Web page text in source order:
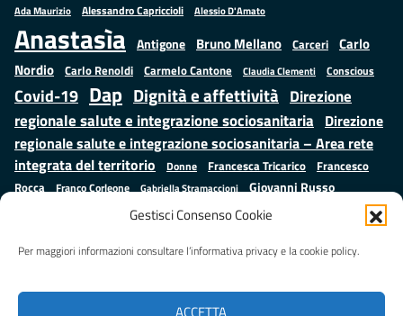
Gestisci Consenso Cookie
Per maggiori informazioni consultare l’informativa privacy e la cookie policy.
ACCETTA
Ada Maurizio Alessandro Capriccioli Alessio D'Amato
Anastasìa Antigone Bruno Mellano Carceri
Carlo
Nordio Carlo Renoldi Carmelo Cantone Claudia Clementi Conscious
Covid-19 Dap Dignità e affettività Direzione
regionale salute e integrazione sociosanitaria Direzione
regionale salute e integrazione sociosanitaria – Area rete
integrata del territorio
Donne Francesca Tricarico
Francesco
Rocca
Franco Corleone Gabriella Stramaccioni Giovanni Russo
Giuseppe Emanuele Cangemi Istruzione e cultura
Mauro
Palma ministero della Giustizia Minori Misure
Regione Lazio
Salute Samuele Ciambriello